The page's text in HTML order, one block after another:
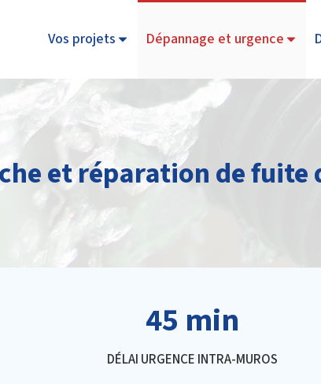
Vos projets Dépannage et urgence
et réparation de fuite
45 min
DÉLAI URGENCE INTRA-MUROS